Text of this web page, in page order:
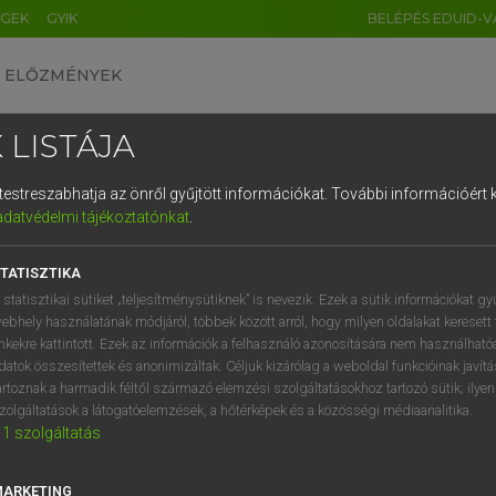
GYIK BELÉPÉS EDUID-
ELŐZMÉNYEK
szótár
VAN ELŐFIZETÉSED?
megtekintéséhez.
LISTÁJA
az önről gyűjtött információkat. További információért
tájékoztatónkat.
statisztikai sütiket „teljesítménysütiknek” is nevezik. Ezek a sütik információkat
használatának módjáról, többek között arról, hogy milyen oldalakat keresett
kattintott. Ezek az információk a felhasználó azonosítására nem
összesítettek és anonimizáltak. Céljuk kizárólag a weboldal funkcióinak
a harmadik féltől származó elemzési szolgáltatásokhoz tartozó sütik;
a látogatóelemzések, a hőtérképek és a közösségi médiaanalitika.
1 szolgáltatás
DE CN FR ES IT NL
1 2 3 4 5 6 7 8 9
q w e r t z u i
a s d f g h j k l é
í y x c v b n m , .